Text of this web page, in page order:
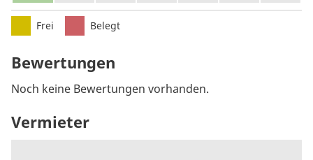
Frei Belegt
Bewertungen
Noch keine Bewertungen vorhanden.
Vermieter